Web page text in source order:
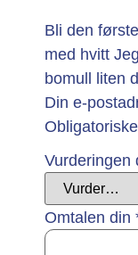
Bli den
med hvitt
bomull liten
Din e-
Vurderingen
Omtalen din